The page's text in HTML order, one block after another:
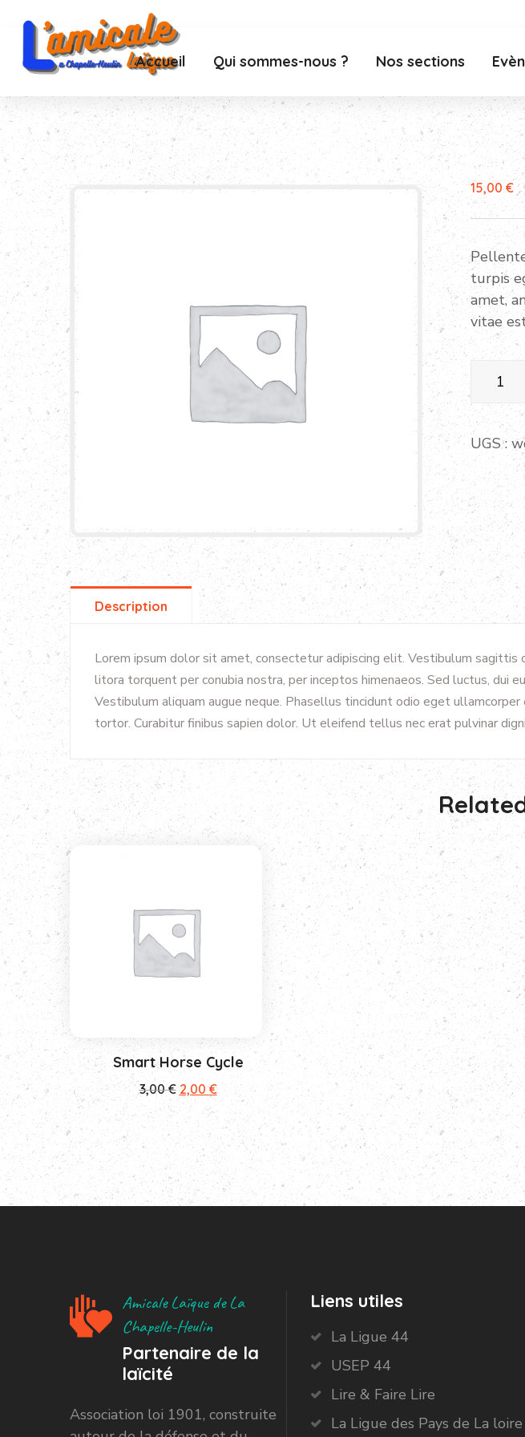
Accueil Qui sommes-nous ? Nos sections
15,00 €
turpis
amet,
vitae
Tortoise
Reptile
Toy
UGS :
Description
Lorem ipsum dolor sit amet, consectetur adipiscing elit. Vestibulum
litora torquent per conubia nostra, per inceptos himenaeos. Sed luctus, dui
Vestibulum aliquam augue neque. Phasellus tincidunt odio eget
tortor. Curabitur finibus sapien dolor. Ut eleifend tellus nec erat pulvinar
Smart Horse Cycle
3,00€ Le
prix
initial
était :
3,00 €.
2,00 €Le
prix
actuel
est :
2,00 €.
Amicale Laïque de La
Chapelle-Heulin
Partenaire de la
laïcité
Association loi 1901, construite
Liens utiles
La Ligue 44
USEP 44
Lire & Faire Lire
La Ligue des Pays de La loire